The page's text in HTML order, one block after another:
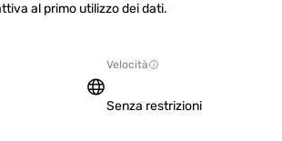
al primo utilizzo dei dati.
Velocità
Senza restrizioni